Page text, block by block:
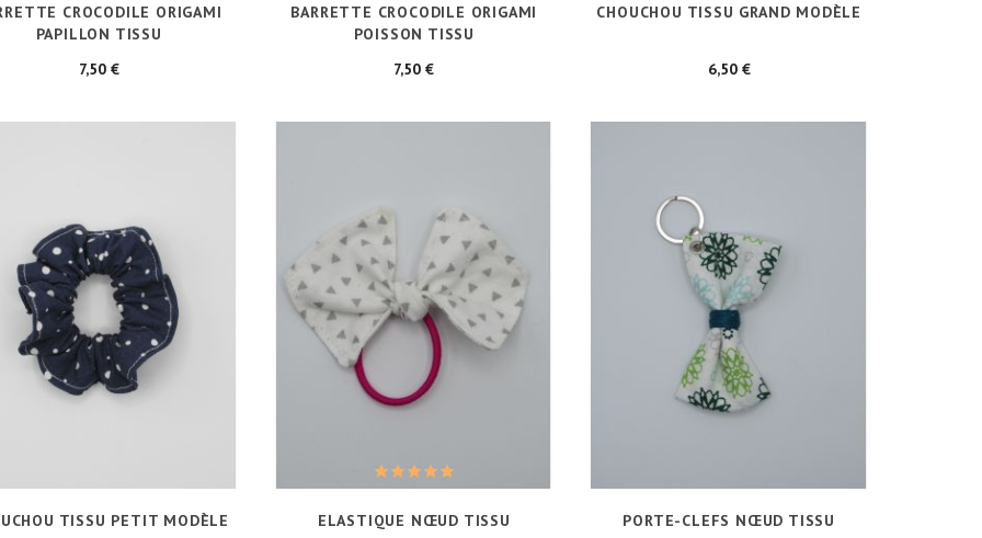
CROCODILE ORIGAMI
PAPILLON TISSU
7,50 €Prix
BARRETTE CROCODILE ORIGAMI
POISSON TISSU
7,50 €Prix
CHOUCHOU TISSU GRAND MODÈLE
6,50 €Prix
TISSU PETIT MODÈLE ELASTIQUE NŒUD TISSU PORTE-CLEFS NŒUD TISSU